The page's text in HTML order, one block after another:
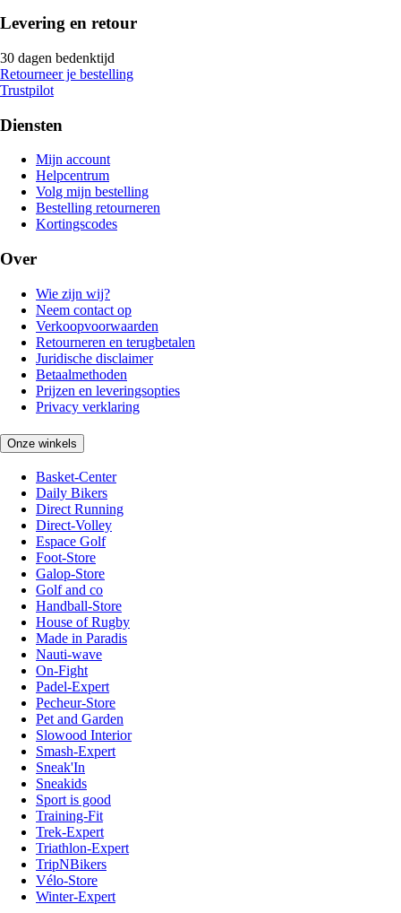
Levering en retour
30 dagen bedenktijd
Retourneer je bestelling
Trustpilot
Diensten
Mijn account
Helpcentrum
Volg mijn bestelling
Bestelling retourneren
Kortingscodes
Over
Wie zijn wij?
Neem contact op
Verkoopvoorwaarden
Retourneren en terugbetalen
Juridische disclaimer
Betaalmethoden
Prijzen en leveringsopties
Privacy verklaring
Onze winkels
Basket-Center
Daily Bikers
Direct Running
Direct-Volley
Espace Golf
Foot-Store
Galop-Store
Golf and co
Handball-Store
House of Rugby
Made in Paradis
Nauti-wave
On-Fight
Padel-Expert
Pecheur-Store
Pet and Garden
Slowood Interior
Smash-Expert
Sneak'In
Sneakids
Sport is good
Training-Fit
Trek-Expert
Triathlon-Expert
TripNBikers
Vélo-Store
Winter-Expert